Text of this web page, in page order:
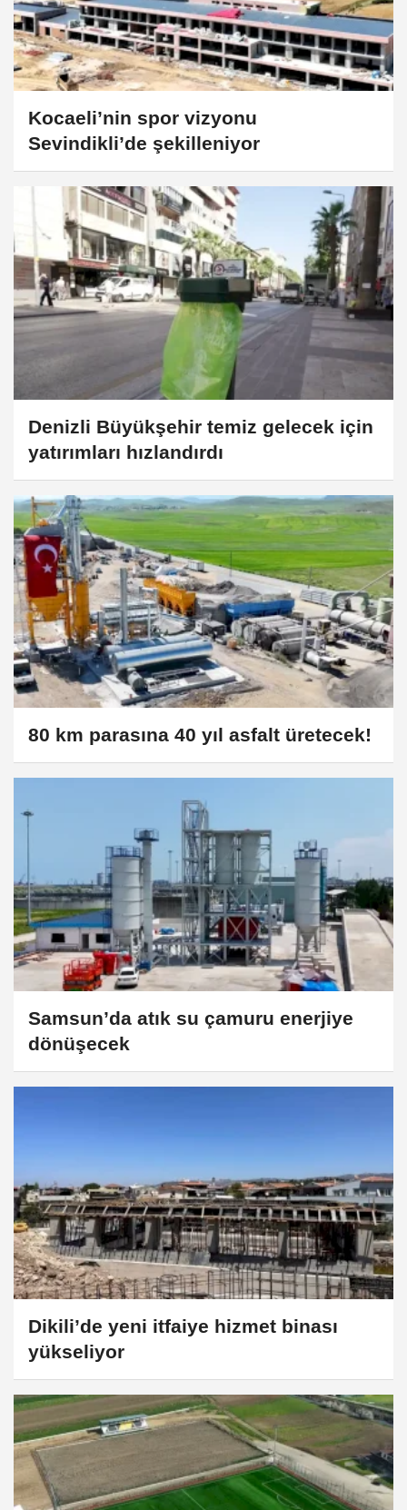
Kocaeli’nin spor vizyonu
Sevindikli’de şekilleniyor
Denizli Büyükşehir temiz gelecek için
yatırımları hızlandırdı
80 km parasına 40 yıl asfalt üretecek!
Samsun’da atık su çamuru enerjiye
dönüşecek
Dikili’de yeni itfaiye hizmet binası
yükseliyor